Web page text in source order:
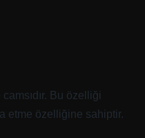
Bu özelliği
etme özelliğine sahiptir.